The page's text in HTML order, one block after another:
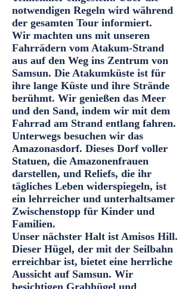
notwendigen Regeln wird während
der gesamten Tour informiert.
Wir machten uns mit unseren
Fahrrädern vom Atakum-Strand
aus auf den Weg ins Zentrum von
Samsun. Die Atakumküste ist für
ihre lange Küste und ihre Strände
berühmt. Wir genießen das Meer
und den Sand, indem wir mit dem
Fahrrad am Strand entlang fahren.
Unterwegs besuchen wir das
Amazonasdorf. Dieses Dorf voller
Statuen, die Amazonenfrauen
darstellen, und Reliefs, die ihr
tägliches Leben widerspiegeln, ist
ein lehrreicher und unterhaltsamer
Zwischenstopp für Kinder und
Familien.
Unser nächster Halt ist Amisos Hill.
Dieser Hügel, der mit der Seilbahn
erreichbar ist, bietet eine herrliche
Aussicht auf Samsun. Wir
besichtigen Grabhügel und